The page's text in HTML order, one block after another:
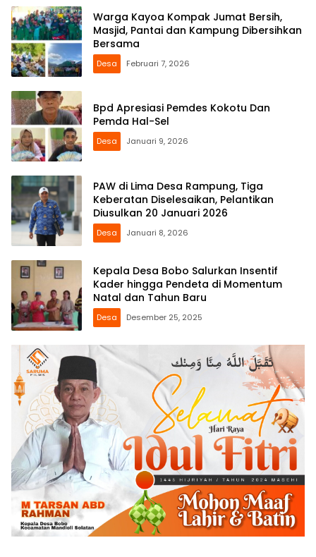
Warga Kayoa Kompak Jumat Bersih,
Masjid, Pantai dan Kampung Dibersihkan
Bersama
Desa Februari 7, 2026
Bpd Apresiasi Pemdes Kokotu Dan
Pemda Hal-Sel
Desa Januari 9, 2026
PAW di Lima Desa Rampung, Tiga
Keberatan Diselesaikan, Pelantikan
Diusulkan 20 Januari 2026
Desa Januari 8, 2026
Kepala Desa Bobo Salurkan Insentif
Kader hingga Pendeta di Momentum
Natal dan Tahun Baru
Desa Desember 25, 2025